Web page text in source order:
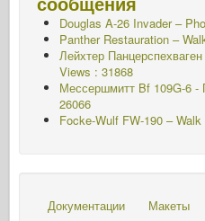
Douglas A-26 Invader –
Panther Restauration –
Лейхтер
Views : 31868
Мессершмитт Bf 109G-6 -
26066
Focke-Wulf FW-190 –
Документации Макеты